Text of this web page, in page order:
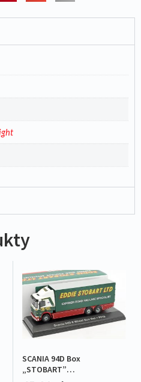
SCANIA 94D Box
„STOBART”